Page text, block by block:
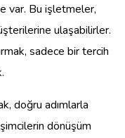
var. Bu işletmeler,
ulaşabilirler.
sadece bir tercih
doğru adımlarla
dönüşüm